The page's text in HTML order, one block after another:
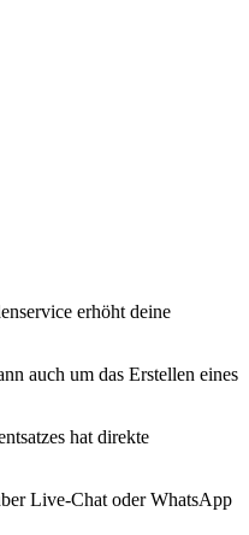
erhöht deine
auch um das Erstellen eines
hat direkte
Live-Chat oder WhatsApp